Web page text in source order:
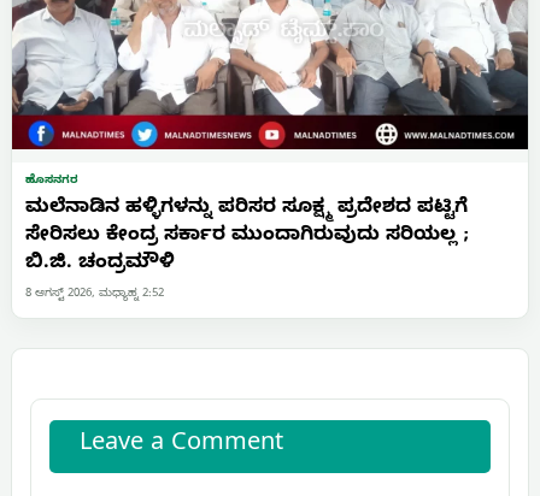
ಹೊಸನಗರ
ಮಲೆನಾಡಿನ ಹಳ್ಳಿಗಳನ್ನು ಪರಿಸರ ಸೂಕ್ಷ್ಮ ಪ್ರದೇಶದ ಪಟ್ಟಿಗೆ
ಸೇರಿಸಲು ಕೇಂದ್ರ ಸರ್ಕಾರ ಮುಂದಾಗಿರುವುದು ಸರಿಯಲ್ಲ ;
ಬಿ.ಜಿ. ಚಂದ್ರಮೌಳಿ
8 ಆಗಸ್ಟ್ 2026, ಮಧ್ಯಾಹ್ನ 2:52
Leave a Comment